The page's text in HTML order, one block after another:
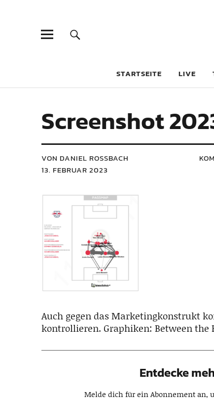
STARTSEITE LIVE
Screenshot
VON DANIEL ROSSBACH
13. FEBRUAR 2023
Auch gegen das Marketingkonstrukt
kontrollieren. Graphiken: Between the
Entdecke
Melde dich für ein Abonnement an,